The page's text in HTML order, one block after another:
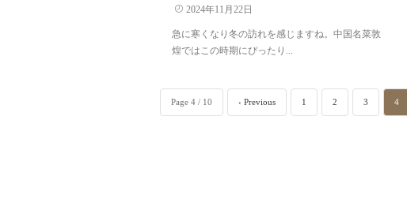
2024年11月22日
急に寒くなり冬の訪れを感じますね。中国名菜敦
煌ではこの時期にぴったり...
Page 4 / 10 ‹ Previous 1 2 3 4